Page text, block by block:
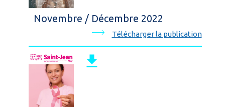
Novembre / Décembre 2022
Télécharger la publication